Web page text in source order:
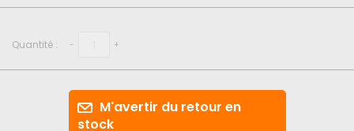
début
la
d’images
Quantité : - +
M'avertir du retour en
stock